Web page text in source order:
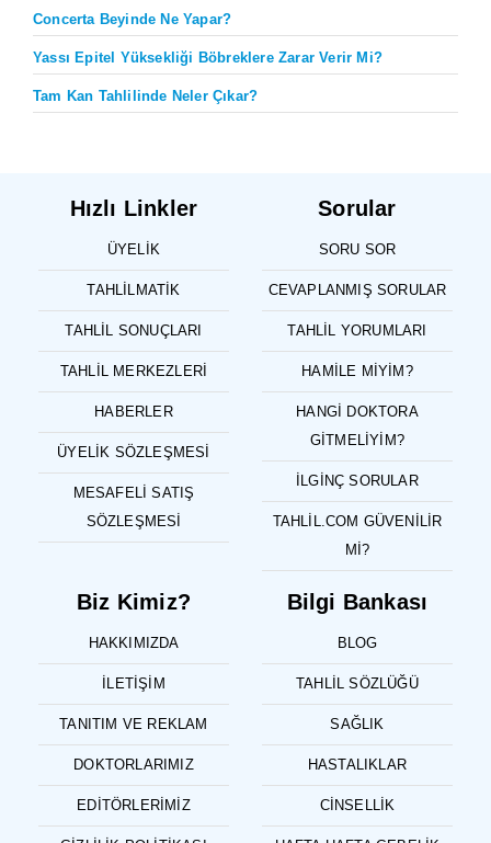
Concerta Beyinde Ne Yapar?
Yassı Epitel Yüksekliği Böbreklere Zarar Verir Mi?
Tam Kan Tahlilinde Neler Çıkar?
Hızlı Linkler
ÜYELIK
TAHLILMATIK
TAHLIL SONUÇLARI
TAHLIL MERKEZLERI
HABERLER
ÜYELIK SÖZLEŞMESI
MESAFELI SATIŞ
SÖZLEŞMESI
Sorular
SORU SOR
CEVAPLANMIŞ SORULAR
TAHLIL YORUMLARI
HAMILE MIYIM?
HANGI DOKTORA
GITMELIYIM?
İLGINÇ SORULAR
TAHLIL.COM GÜVENILIR
MI?
Biz Kimiz?
HAKKIMIZDA
İLETIŞIM
TANITIM VE REKLAM
DOKTORLARIMIZ
EDITÖRLERIMIZ
Bilgi Bankası
BLOG
TAHLIL SÖZLÜĞÜ
SAĞLIK
HASTALIKLAR
CINSELLIK